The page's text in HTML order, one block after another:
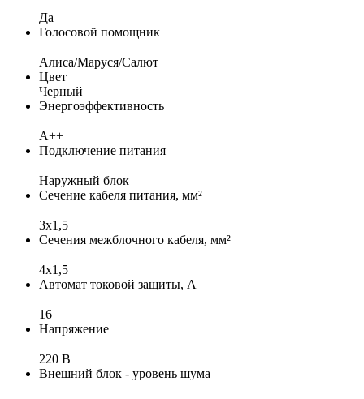
Да
Голосовой помощник
Алиса/Маруся/Салют
Цвет
Черный
Энергоэффективность
A++
Подключение питания
Наружный блок
Сечение кабеля питания, мм²
3x1,5
Сечения межблочного кабеля, мм²
4х1,5
Автомат токовой защиты, А
16
Напряжение
220 В
Внешний блок - уровень шума